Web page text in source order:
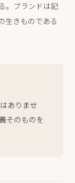
。ブランドは記
生きものである
ありませ
そのものを